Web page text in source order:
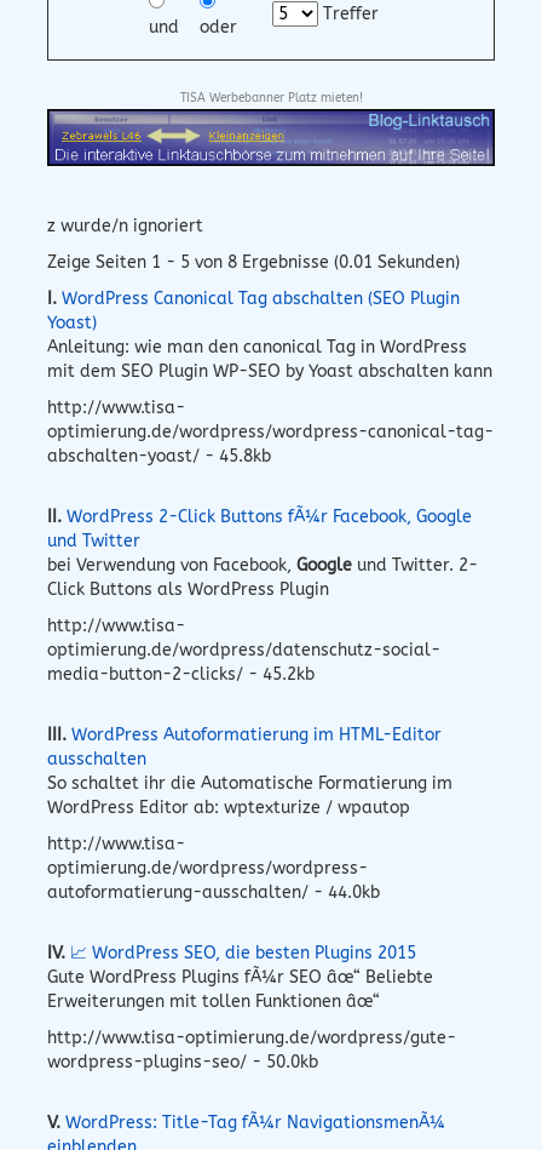
und oder
Treffer
TISA Werbebanner Platz mieten!
z wurde/n ignoriert
Zeige Seiten 1 - 5 von 8 Ergebnisse (0.01 Sekunden)
I. WordPress Canonical Tag abschalten (SEO Plugin
Yoast)
Anleitung: wie man den canonical Tag in WordPress
mit dem SEO Plugin WP-SEO by Yoast abschalten kann
http://www.tisa-
optimierung.de/wordpress/wordpress-canonical-tag-
abschalten-yoast/ - 45.8kb
II. WordPress 2-Click Buttons fÃ¼r Facebook, Google
und Twitter
bei Verwendung von Facebook, Google und Twitter. 2-
Click Buttons als WordPress Plugin
http://www.tisa-
optimierung.de/wordpress/datenschutz-social-
media-button-2-clicks/ - 45.2kb
III. WordPress Autoformatierung im HTML-Editor
ausschalten
So schaltet ihr die Automatische Formatierung im
WordPress Editor ab: wptexturize / wpautop
http://www.tisa-
optimierung.de/wordpress/wordpress-
autoformatierung-ausschalten/ - 44.0kb
IV. 📈 WordPress SEO, die besten Plugins 2015
Gute WordPress Plugins fÃ¼r SEO âœ“ Beliebte
Erweiterungen mit tollen Funktionen âœ“
http://www.tisa-optimierung.de/wordpress/gute-
wordpress-plugins-seo/ - 50.0kb
V. WordPress: Title-Tag fÃ¼r NavigationsmenÃ¼